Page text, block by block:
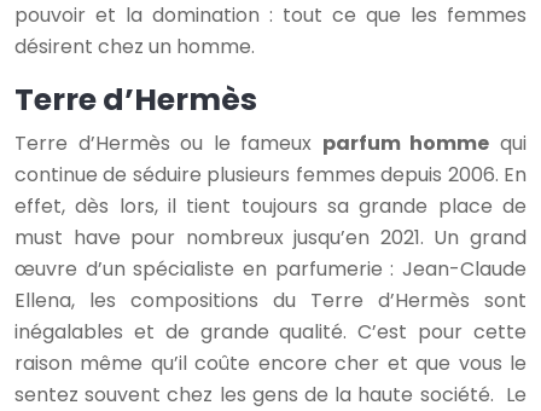
pouvoir et la domination : tout ce que les femmes
désirent chez un homme.
Terre d’Hermès
Terre d’Hermès ou le fameux parfum homme qui
continue de séduire plusieurs femmes depuis 2006. En
effet, dès lors, il tient toujours sa grande place de
must have pour nombreux jusqu’en 2021. Un grand
œuvre d’un spécialiste en parfumerie : Jean-Claude
Ellena, les compositions du Terre d’Hermès sont
inégalables et de grande qualité. C’est pour cette
raison même qu’il coûte encore cher et que vous le
sentez souvent chez les gens de la haute société. Le